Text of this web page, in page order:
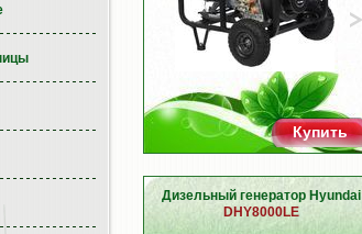
Купить
Дизельный генератор Hyundai
DHY8000LE